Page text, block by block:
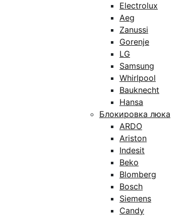
Electrolux
Aeg
Zanussi
Gorenje
LG
Samsung
Whirlpool
Bauknecht
Hansa
Блокировка люка
ARDO
Ariston
Indesit
Beko
Blomberg
Bosch
Siemens
Candy